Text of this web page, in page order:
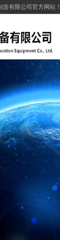
有限公司官方网站！